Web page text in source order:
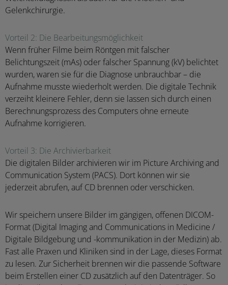
Gelenkchirurgie.
Vorteil 2: Die Bearbeitungsmöglichkeit
Wenn früher Filme beim Röntgen mit falscher
Belichtungszeit (mAs) oder falscher Spannung (kV) belichtet
wurden, waren sie für die Diagnose unbrauchbar – die
Aufnahme musste wiederholt werden. Die digitale Technik
verzeiht kleinere Fehler, denn sie lassen sich durch einen
Berechnungsprozess des Computers ohne erneute
Aufnahme korrigieren.
Vorteil 3: Die Archivierbarkeit
Die digitalen Bilder archivieren wir im Picture Archiving and
Communication System (PACS). Dort können wir sie
jederzeit abrufen, auf CD brennen oder verschicken.
Wir speichern unsere Bilder im gängigen, offenen DICOM-
Format (Digital Imaging and Communications in Medicine /
Digitale Bildgebung und -kommunikation in der Medizin) ab.
Fast alle Praxen und Kliniken sind in der Lage, dieses Format
zu lesen. Zur Sicherheit brennen wir die passende Software
beim Erstellen einer CD zusätzlich auf den Datenträger. So